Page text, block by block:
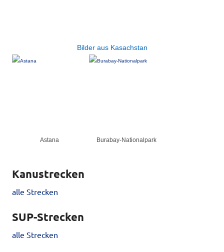
Bilder aus Kasachstan
Astana Burabay-Nationalpark
Kanustrecken
alle Strecken
SUP-Strecken
alle Strecken